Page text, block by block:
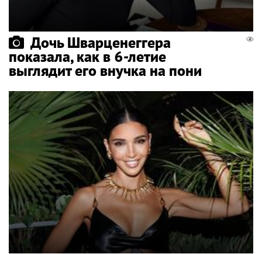
Дочь Шварценеггера
показала, как в 6-летие
выглядит его внучка на пони